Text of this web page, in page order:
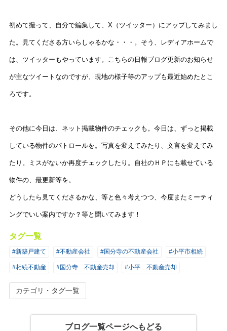
初めて撮って、自分で編集して、X（ツイッター）にアップしてみまし
た。見てくださる方いらしゃるかな・・・。そう、レディアホームで
は、ツイッターもやっています。こちらの日報ブログ更新のお知らせ
が主なツイートなのですが、現地の様子等のアップも最近始めたとこ
ろです。
その他に今日は、ネット掲載物件のチェックも。今日は、ずっと掲載
している物件のパトロールを。写真を変えてみたり、文言を変えてみ
たり。ミスがないか再度チェックしたり。自社のＨＰにも載せている
物件の、最更新等を。
どうしたら見てくださるかな、等と色々考えつつ、今度またミーティ
ングでいい案内ですか？等と聞いてみます！
タグ一覧
#新築戸建て #不動産会社 #国分寺の不動産会社 #小平市相続
#相続不動産 #国分寺 不動産売却 #小平 不動産売却
カテゴリ・タグ一覧
ブログ一覧ページへもどる